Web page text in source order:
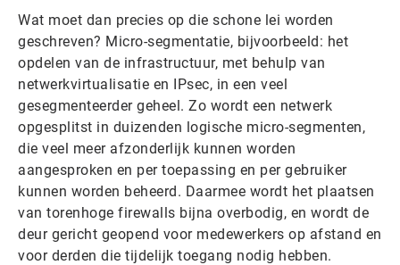
Wat moet dan precies op die schone lei worden
geschreven? Micro-segmentatie, bijvoorbeeld: het
opdelen van de infrastructuur, met behulp van
netwerkvirtualisatie en IPsec, in een veel
gesegmenteerder geheel. Zo wordt een netwerk
opgesplitst in duizenden logische micro-segmenten,
die veel meer afzonderlijk kunnen worden
aangesproken en per toepassing en per gebruiker
kunnen worden beheerd. Daarmee wordt het plaatsen
van torenhoge firewalls bijna overbodig, en wordt de
deur gericht geopend voor medewerkers op afstand en
voor derden die tijdelijk toegang nodig hebben.